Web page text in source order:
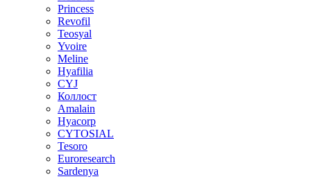
Princess
Revofil
Teosyal
Yvoire
Meline
Hyafilia
CYJ
Коллост
Amalain
Hyacorp
CYTOSIAL
Tesoro
Euroresearch
Sardenya